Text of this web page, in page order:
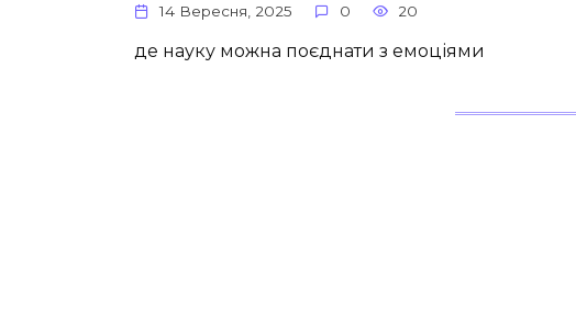
14 Вересня, 2025 0 20
де науку можна поєднати з емоціями